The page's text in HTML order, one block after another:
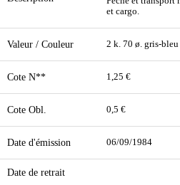
et cargo.
Valeur / Couleur 2 k. 70 ø. gris-
Cote N** 1,25 €
Cote Obl. 0,5 €
Date d'émission 06/09/1984
Date de retrait